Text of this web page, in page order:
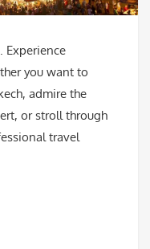
Experience
you want to
admire the
or stroll through
travel